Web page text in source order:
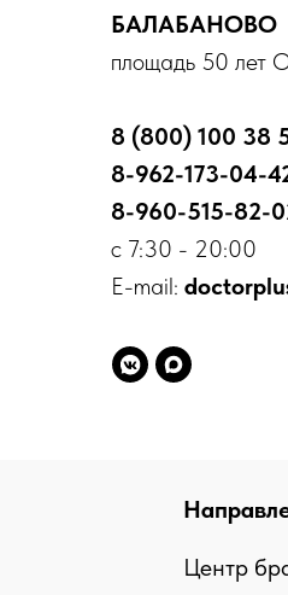
БАЛАБАНОВО
площадь 50 лет
8 (800) 100 38
8-962-173-04-
8-960-515-82-
с 7:30 - 20:00
E-mail:
Центр